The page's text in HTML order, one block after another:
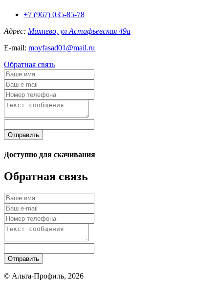
+7 (967) 035-85-78
Адрес: Михнево, ул Астафьевская 49а
E-mail: moyfasad01@mail.ru
Обратная связь
Отправить
Доступно для скачивания
Обратная связь
Отправить
© Альта-Профиль, 2026